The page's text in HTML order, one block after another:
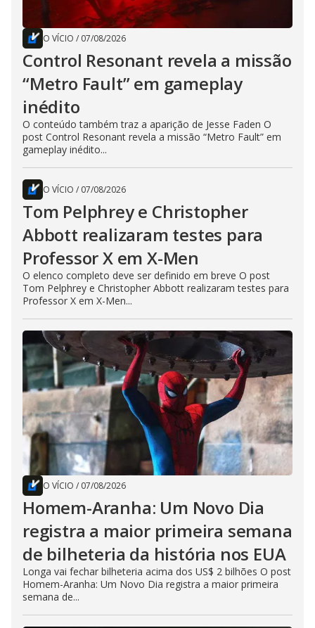
O VÍCIO / 07/08/2026
Control Resonant revela a missão
“Metro Fault” em gameplay
inédito
O conteúdo também traz a aparição de Jesse Faden O
post Control Resonant revela a missão “Metro Fault” em
gameplay inédito...
O VÍCIO / 07/08/2026
Tom Pelphrey e Christopher
Abbott realizaram testes para
Professor X em X-Men
O elenco completo deve ser definido em breve O post
Tom Pelphrey e Christopher Abbott realizaram testes para
Professor X em X-Men...
O VÍCIO / 07/08/2026
Homem-Aranha: Um Novo Dia
registra a maior primeira semana
de bilheteria da história nos EUA
Longa vai fechar bilheteria acima dos US$ 2 bilhões O post
Homem-Aranha: Um Novo Dia registra a maior primeira
semana de...